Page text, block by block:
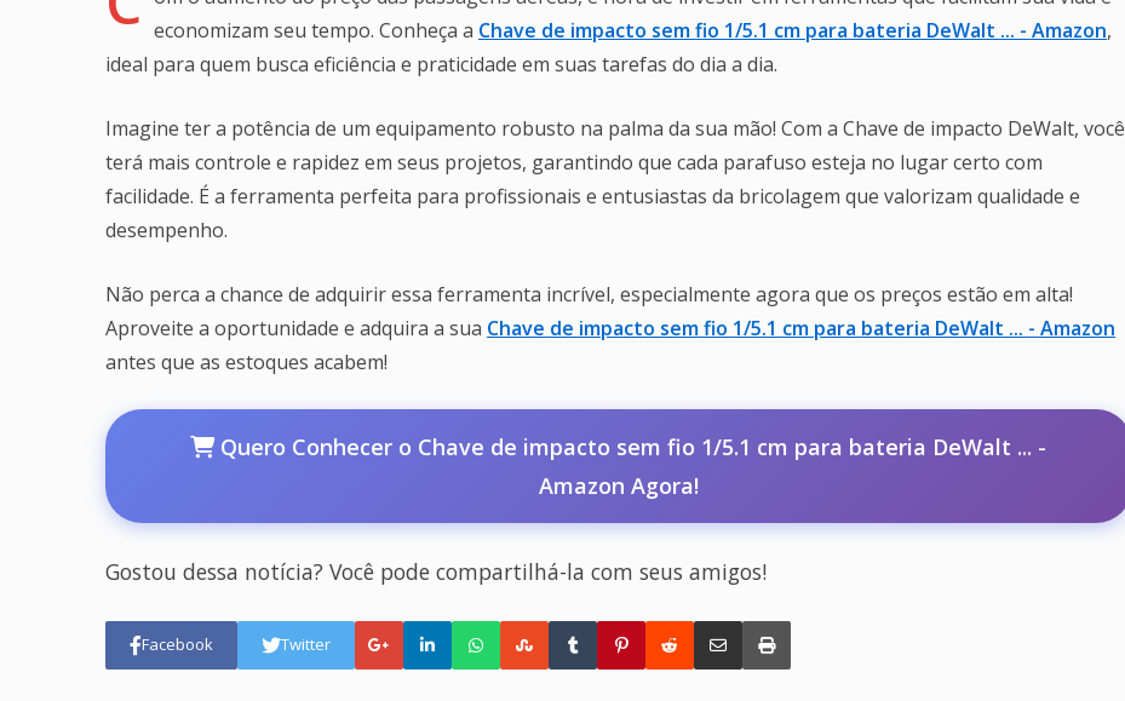
economizam seu tempo. Conheça a Chave de impacto sem fio 1/5.1 cm para bateria DeWalt ... - Amazon,
ideal para quem busca eficiência e praticidade em suas tarefas do dia a dia.
Imagine ter a potência de um equipamento robusto na palma da sua mão! Com a Chave de impacto DeWalt, você
terá mais controle e rapidez em seus projetos, garantindo que cada parafuso esteja no lugar certo com
facilidade. É a ferramenta perfeita para profissionais e entusiastas da bricolagem que valorizam qualidade e
desempenho.
Não perca a chance de adquirir essa ferramenta incrível, especialmente agora que os preços estão em alta!
Aproveite a oportunidade e adquira a sua Chave de impacto sem fio 1/5.1 cm para bateria DeWalt ... - Amazon
antes que as estoques acabem!
Quero Conhecer o Chave de impacto sem fio 1/5.1 cm para bateria DeWalt ... -
Amazon Agora!
Gostou dessa notícia? Você pode compartilhá-la com seus amigos!
Facebook Twitter